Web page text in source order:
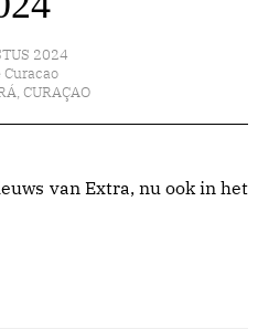
2024
, CURAÇAO
van Extra, nu ook in het